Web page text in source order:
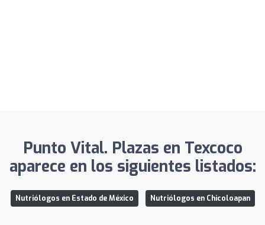
Punto Vital. Plazas en Texcoco
aparece en los siguientes listados:
Nutriólogos en Estado de México Nutriólogos en Chicoloapan